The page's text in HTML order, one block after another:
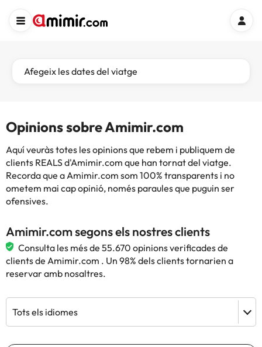
Afegeix les dates del viatge
Opinions sobre Amimir.com
Aquí veuràs totes les opinions que rebem i publiquem de
clients REALS d'Amimir.com que han tornat del viatge.
Recorda que a Amimir.com som 100% transparents i no
ometem mai cap opinió, només paraules que puguin ser
ofensives.
Amimir.com segons els nostres clients
Consulta les més de 55.670 opinions verificades de
clients de Amimir.com . Un 98% dels clients tornarien a
reservar amb nosaltres.